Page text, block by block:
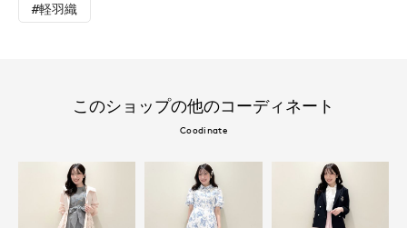
#軽羽織
このショップの他のコーディネート
Coodinate